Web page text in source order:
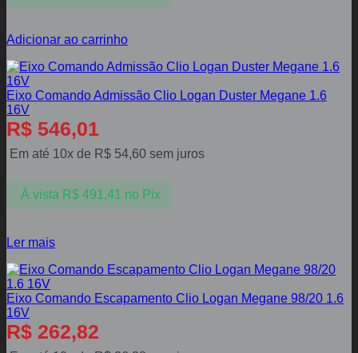
Adicionar ao carrinho
Eixo Comando Admissão Clio Logan Duster Megane 1.6
16V
R$ 546,01
Em até 10x de R$ 54,60 sem juros
À vista R$491,41 no Pix
Ler mais
Eixo Comando Escapamento Clio Logan Megane 98/20 1.6
16V
R$ 262,82